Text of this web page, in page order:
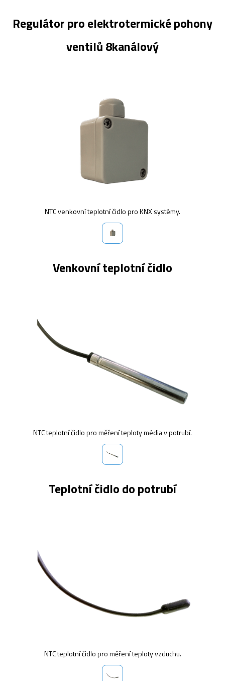
Regulátor pro elektrotermické pohony
ventilů 8kanálový
NTC venkovní teplotní čidlo pro KNX systémy.
Venkovní teplotní čidlo
NTC teplotní čidlo pro měření teploty média v potrubí.
Teplotní čidlo do potrubí
NTC teplotní čidlo pro měření teploty vzduchu.